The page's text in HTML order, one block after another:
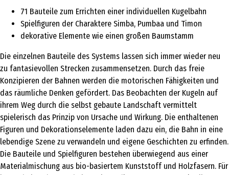
71 Bauteile zum Errichten einer individuellen Kugelbahn
Spielfiguren der Charaktere Simba, Pumbaa und Timon
dekorative Elemente wie einen großen Baumstamm
Die einzelnen Bauteile des Systems lassen sich immer wieder neu
zu fantasievollen Strecken zusammensetzen. Durch das freie
Konzipieren der Bahnen werden die motorischen Fähigkeiten und
das räumliche Denken gefördert. Das Beobachten der Kugeln auf
ihrem Weg durch die selbst gebaute Landschaft vermittelt
spielerisch das Prinzip von Ursache und Wirkung. Die enthaltenen
Figuren und Dekorationselemente laden dazu ein, die Bahn in eine
lebendige Szene zu verwandeln und eigene Geschichten zu erfinden.
Die Bauteile und Spielfiguren bestehen überwiegend aus einer
Materialmischung aus bio-basiertem Kunststoff und Holzfasern. Für